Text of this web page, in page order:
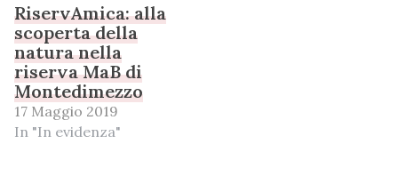
RiservAmica: alla
scoperta della
natura nella
riserva MaB di
Montedimezzo
17 Maggio 2019
In "In evidenza"